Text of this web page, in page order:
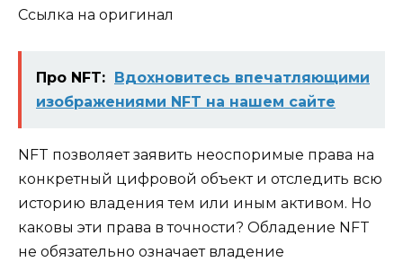
Ссылка на оригинал
Про NFT: Вдохновитесь впечатляющими
изображениями NFT на нашем сайте
NFT позволяет заявить неоспоримые права на
конкретный цифровой объект и отследить всю
историю владения тем или иным активом. Но
каковы эти права в точности? Обладение NFT
не обязательно означает владение